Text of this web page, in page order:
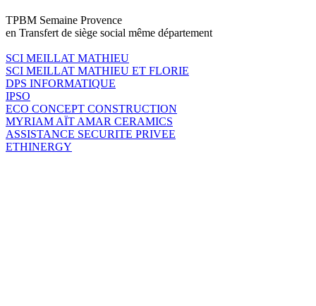
TPBM Semaine Provence
en Transfert de siège social même département
SCI MEILLAT MATHIEU
SCI MEILLAT MATHIEU ET FLORIE
DPS INFORMATIQUE
IPSO
ECO CONCEPT CONSTRUCTION
MYRIAM AÏT AMAR CERAMICS
ASSISTANCE SECURITE PRIVEE
ETHINERGY